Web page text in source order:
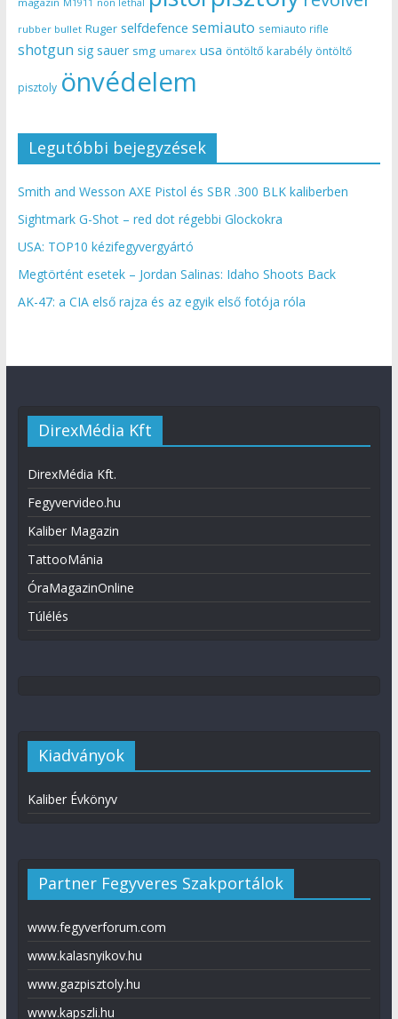
M1911
rubber bullet Ruger selfdefence semiauto semiauto rifle
shotgun sig sauer smg umarex usa öntöltő karabély öntöltő
pisztoly önvédelem
Legutóbbi bejegyzések
Smith and Wesson AXE Pistol és SBR .300 BLK kaliberben
Sightmark G-Shot – red dot régebbi Glockokra
USA: TOP10 kézifegyvergyártó
Megtörtént esetek – Jordan Salinas: Idaho Shoots Back
AK-47: a CIA első rajza és az egyik első fotója róla
DirexMédia Kft
DirexMédia Kft.
Fegyvervideo.hu
Kaliber Magazin
TattooMánia
ÓraMagazinOnline
Túlélés
Kiadványok
Kaliber Évkönyv
Partner Fegyveres Szakportálok
www.fegyverforum.com
www.kalasnyikov.hu
www.gazpisztoly.hu
www.kapszli.hu